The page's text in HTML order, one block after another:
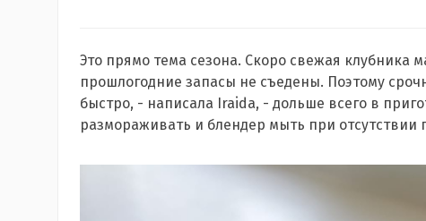
Это прямо тема сезона. Скоро свежая клубника
прошлогодние запасы не съедены. Поэтому
быстро, - написала Iraida, - дольше всего в
размораживать и блендер мыть при отсутствии